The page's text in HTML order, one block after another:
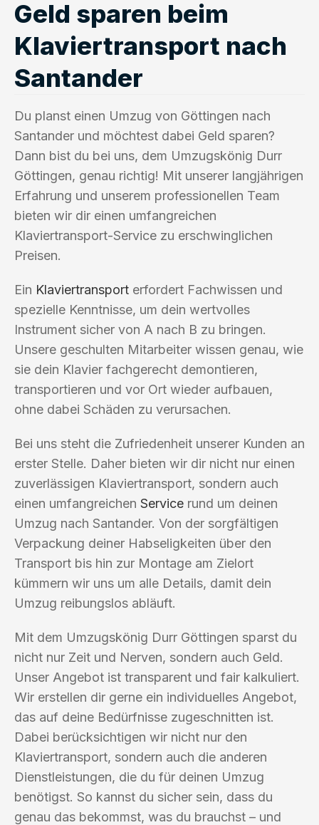
Geld sparen beim
Klaviertransport nach
Santander
Du planst einen Umzug von Göttingen nach
Santander und möchtest dabei Geld sparen?
Dann bist du bei uns, dem Umzugskönig Durr
Göttingen, genau richtig! Mit unserer langjährigen
Erfahrung und unserem professionellen Team
bieten wir dir einen umfangreichen
Klaviertransport-Service zu erschwinglichen
Preisen.
Ein Klaviertransport erfordert Fachwissen und
spezielle Kenntnisse, um dein wertvolles
Instrument sicher von A nach B zu bringen.
Unsere geschulten Mitarbeiter wissen genau, wie
sie dein Klavier fachgerecht demontieren,
transportieren und vor Ort wieder aufbauen,
ohne dabei Schäden zu verursachen.
Bei uns steht die Zufriedenheit unserer Kunden an
erster Stelle. Daher bieten wir dir nicht nur einen
zuverlässigen Klaviertransport, sondern auch
einen umfangreichen Service rund um deinen
Umzug nach Santander. Von der sorgfältigen
Verpackung deiner Habseligkeiten über den
Transport bis hin zur Montage am Zielort
kümmern wir uns um alle Details, damit dein
Umzug reibungslos abläuft.
Mit dem Umzugskönig Durr Göttingen sparst du
nicht nur Zeit und Nerven, sondern auch Geld.
Unser Angebot ist transparent und fair kalkuliert.
Wir erstellen dir gerne ein individuelles Angebot,
das auf deine Bedürfnisse zugeschnitten ist.
Dabei berücksichtigen wir nicht nur den
Klaviertransport, sondern auch die anderen
Dienstleistungen, die du für deinen Umzug
benötigst. So kannst du sicher sein, dass du
genau das bekommst, was du brauchst – und